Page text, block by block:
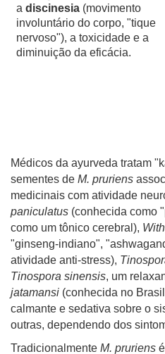
a discinesia (movimento
involuntário do corpo, "tique
nervoso"), a toxicidade e a
diminuição da eficácia.
Médicos da ayurveda tratam
sementes de M. pruriens
medicinais com atividade
paniculatus (conhecida como
como um tônico cerebral),
"ginseng-indiano",
atividade anti-stress),
Tinospora sinensis, um
jatamansi (conhecida no
calmante e sedativa sobre o
outras, dependendo dos
Tradicionalmente M. pruriens